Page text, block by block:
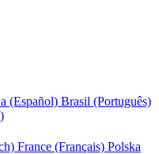
(Español) Brasil (Português)
France (Français) Polska